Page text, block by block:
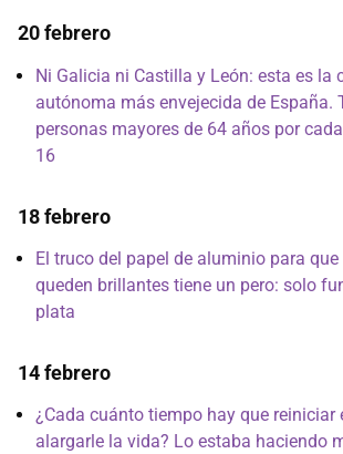
20 febrero
Ni Galicia ni Castilla y León: esta es la
autónoma más envejecida de España.
personas mayores de 64 años por
16
18 febrero
El truco del papel de aluminio para
queden brillantes tiene un pero: solo
plata
14 febrero
¿Cada cuánto tiempo hay que reiniciar
alargarle la vida? Lo estaba haciendo